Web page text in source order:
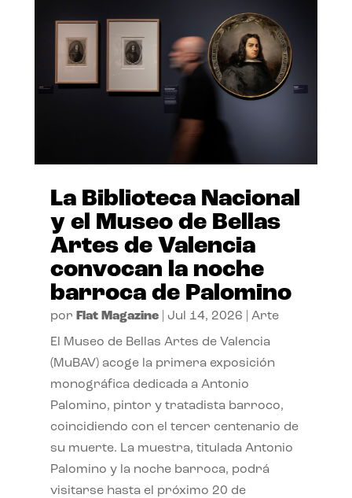
La Biblioteca Nacional
y el Museo de Bellas
Artes de Valencia
convocan la noche
barroca de Palomino
por Flat Magazine| Jul 14, 2026 Arte
El Museo de Bellas Artes de Valencia
(MuBAV) acoge la primera exposición
monográfica dedicada a Antonio
Palomino, pintor y tratadista barroco,
coincidiendo con el tercer centenario de
su muerte. La muestra, titulada Antonio
Palomino y la noche barroca, podrá
visitarse hasta el próximo 20 de